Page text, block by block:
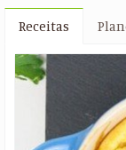
Receitas